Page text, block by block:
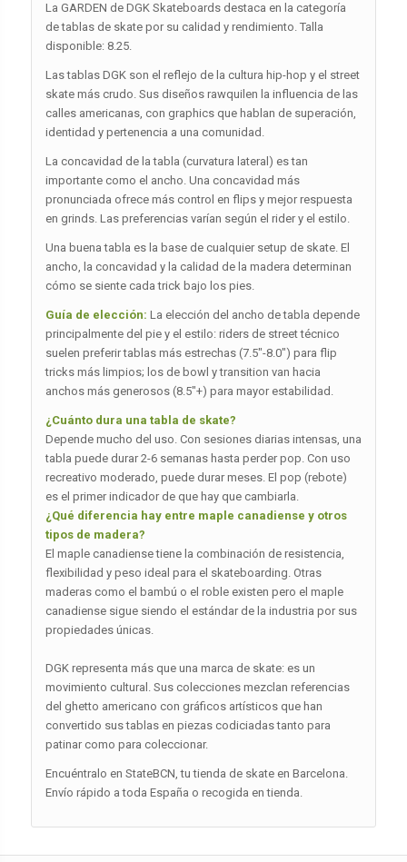
La GARDEN de DGK Skateboards destaca en la categoría
de tablas de skate por su calidad y rendimiento. Talla
disponible: 8.25.
Las tablas DGK son el reflejo de la cultura hip-hop y el street
skate más crudo. Sus diseños rawquilen la influencia de las
calles americanas, con graphics que hablan de superación,
identidad y pertenencia a una comunidad.
La concavidad de la tabla (curvatura lateral) es tan
importante como el ancho. Una concavidad más
pronunciada ofrece más control en flips y mejor respuesta
en grinds. Las preferencias varían según el rider y el estilo.
Una buena tabla es la base de cualquier setup de skate. El
ancho, la concavidad y la calidad de la madera determinan
cómo se siente cada trick bajo los pies.
Guía de elección: La elección del ancho de tabla depende
principalmente del pie y el estilo: riders de street técnico
suelen preferir tablas más estrechas (7.5″-8.0″) para flip
tricks más limpios; los de bowl y transition van hacia
anchos más generosos (8.5″+) para mayor estabilidad.
¿Cuánto dura una tabla de skate?
Depende mucho del uso. Con sesiones diarias intensas, una
tabla puede durar 2-6 semanas hasta perder pop. Con uso
recreativo moderado, puede durar meses. El pop (rebote)
es el primer indicador de que hay que cambiarla.
¿Qué diferencia hay entre maple canadiense y otros
tipos de madera?
El maple canadiense tiene la combinación de resistencia,
flexibilidad y peso ideal para el skateboarding. Otras
maderas como el bambú o el roble existen pero el maple
canadiense sigue siendo el estándar de la industria por sus
propiedades únicas.
DGK representa más que una marca de skate: es un
movimiento cultural. Sus colecciones mezclan referencias
del ghetto americano con gráficos artísticos que han
convertido sus tablas en piezas codiciadas tanto para
patinar como para coleccionar.
Encuéntralo en StateBCN, tu tienda de skate en Barcelona.
Envío rápido a toda España o recogida en tienda.